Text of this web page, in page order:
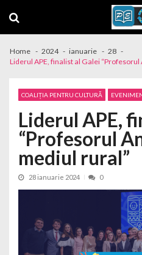
Home 2024 ianuarie
28
Liderul APE, finalist al Galei
COALIȚIA PENTRU CULTURĂ
Liderul APE,
“Profesorul
mediul rural”
28 ianuarie 2024 0